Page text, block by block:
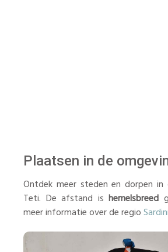
Plaatsen in de
Ontdek meer steden en dorpen in
Teti. De afstand ishemelsbreed
meer informatie over de regio